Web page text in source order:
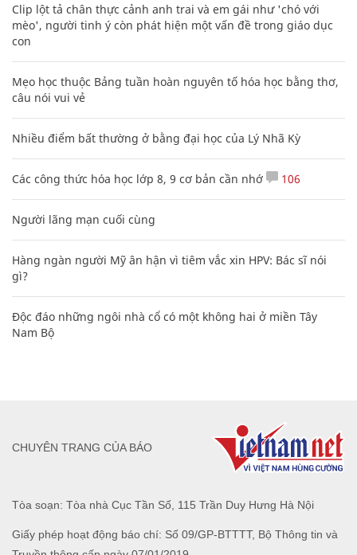
Clip lột tả chân thực cảnh anh trai và em gái như 'chó với
mèo', người tinh ý còn phát hiện một vấn đề trong giáo dục
con
Mẹo học thuộc Bảng tuần hoàn nguyên tố hóa học bằng thơ,
câu nói vui vẻ
Nhiều điểm bất thường ở bằng đại học của Lý Nhã Kỳ
Các công thức hóa học lớp 8, 9 cơ bản cần nhớ 106
Người lãng mạn cuối cùng
Hàng ngàn người Mỹ ân hận vì tiêm vắc xin HPV: Bác sĩ nói
gì?
Độc đáo những ngôi nhà cổ có một không hai ở miền Tây
Nam Bộ
Tòa soạn: Tòa nhà Cục Tần Số, 115 Trần Duy Hưng Hà Nội
Giấy phép hoạt động báo chí: Số 09/GP-BTTTT, Bộ Thông tin và
CHUYÊN TRANG CỦA BÁO